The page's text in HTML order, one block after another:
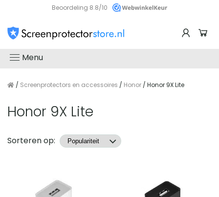
Beoordeling 8.8/10
Menu
/ Screenprotectors en accessoires / Honor / Honor 9X Lite
Honor 9X Lite
Producten
Sorteren op: